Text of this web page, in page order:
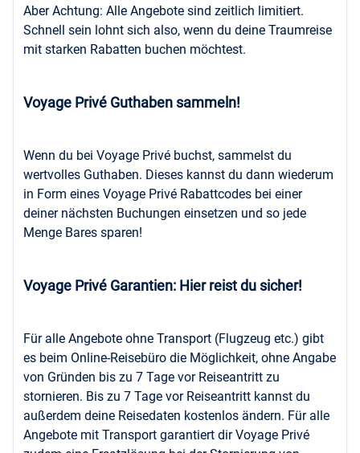
Aber Achtung: Alle Angebote sind zeitlich limitiert.
Schnell sein lohnt sich also, wenn du deine Traumreise
mit starken Rabatten buchen möchtest.
Voyage Privé Guthaben sammeln!
Wenn du bei Voyage Privé buchst, sammelst du
wertvolles Guthaben. Dieses kannst du dann wiederum
in Form eines Voyage Privé Rabattcodes bei einer
deiner nächsten Buchungen einsetzen und so jede
Menge Bares sparen!
Voyage Privé Garantien: Hier reist du sicher!
Für alle Angebote ohne Transport (Flugzeug etc.) gibt
es beim Online-Reisebüro die Möglichkeit, ohne Angabe
von Gründen bis zu 7 Tage vor Reiseantritt zu
stornieren. Bis zu 7 Tage vor Reiseantritt kannst du
außerdem deine Reisedaten kostenlos ändern. Für alle
Angebote mit Transport garantiert dir Voyage Privé